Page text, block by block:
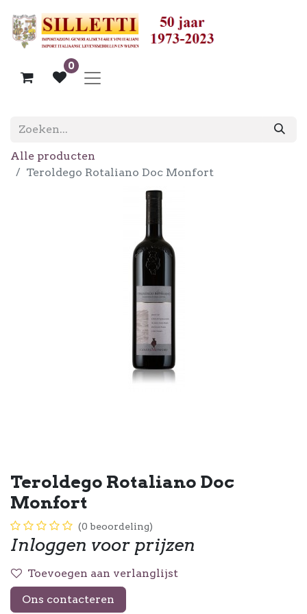
0
Alle producten
Teroldego Rotaliano Doc Monfort
Teroldego Rotaliano Doc
Monfort
(0 beoordeling)
Inloggen voor prijzen
Toevoegen aan verlanglijst
Ons contacteren